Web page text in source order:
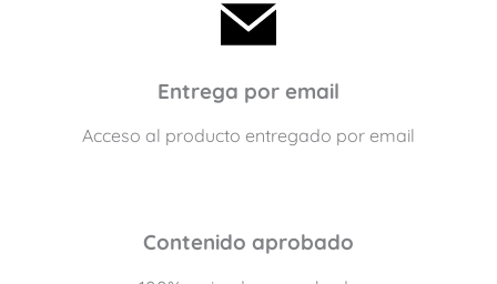
Entrega por email
Acceso al producto entregado por email
Contenido aprobado